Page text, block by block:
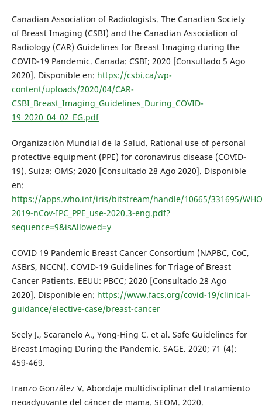
Canadian Association of Radiologists. The Canadian Society
of Breast Imaging (CSBI) and the Canadian Association of
Radiology (CAR) Guidelines for Breast Imaging during the
COVID-19 Pandemic. Canada: CSBI; 2020 [Consultado 5 Ago
2020]. Disponible en: https://csbi.ca/wp-
content/uploads/2020/04/CAR-
CSBI_Breast_Imaging_Guidelines_During_COVID-
19_2020_04_02_EG.pdf
Organización Mundial de la Salud. Rational use of personal
protective equipment (PPE) for coronavirus disease (COVID-
19). Suiza: OMS; 2020 [Consultado 28 Ago 2020]. Disponible
en:
https://apps.who.int/iris/bitstream/handle/10665/331695/
2019-nCov-IPC_PPE_use-2020.3-eng.pdf?
sequence=9&isAllowed=y
COVID 19 Pandemic Breast Cancer Consortium (NAPBC, CoC,
ASBrS, NCCN). COVID-19 Guidelines for Triage of Breast
Cancer Patients. EEUU: PBCC; 2020 [Consultado 28 Ago
2020]. Disponible en: https://www.facs.org/covid-19/clinical-
guidance/elective-case/breast-cancer
Seely J., Scaranelo A., Yong-Hing C. et al. Safe Guidelines for
Breast Imaging During the Pandemic. SAGE. 2020; 71 (4):
459-469.
Iranzo González V. Abordaje multidisciplinar del tratamiento
neoadyuvante del cáncer de mama. SEOM. 2020.